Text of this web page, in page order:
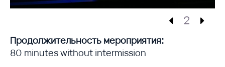
2
Продолжительность мероприятия:
80 minutes without intermission